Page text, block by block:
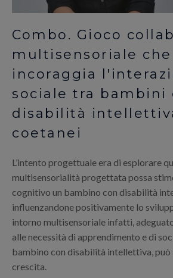
Combo. Gioco
multisensoriale che
incoraggia
sociale tra bambini
disabilità
coetanei
L’intento progettuale era di esplorare
multisensorialità progettata possa
cognitivo un bambino con disabilità
influenzandone positivamente lo
intorno multisensoriale infatti,
alle necessità di apprendimento e di
bambino con disabilità intellettiva, può
crescita.